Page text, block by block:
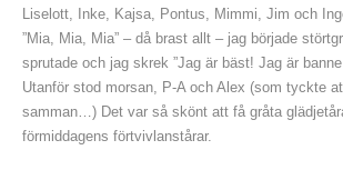
Liselott, Inke, Kajsa, Pontus, Mimmi, Jim och
”Mia, Mia, Mia” – då brast allt – jag började
sprutade och jag skrek ”Jag är bäst! Jag är
Utanför stod morsan, P-A och Alex (som tyckte
samman…) Det var så skönt att få gråta
förmiddagens förtvivlanstårar.